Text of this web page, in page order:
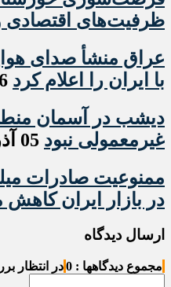
ظرفیت‌های اقتصادی
عراق منشأ صدای
با ایران را اعلام کرد
دیشب در آسمان
غیرمعمولی نبود
ممنوعیت صادرات
در بازار ایران کاهش
ارسال دیدگاه
مجموع دیدگاهها : 0 در انتظار